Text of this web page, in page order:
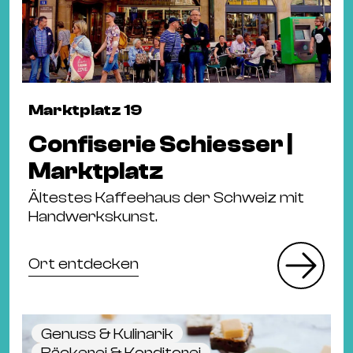
&
&
Marktplatz 19
Confiserie Schiesser |
Marktplatz
Ältestes Kaffeehaus der Schweiz mit
Handwerkskunst.
Ort entdecken
Genuss & Kulinarik